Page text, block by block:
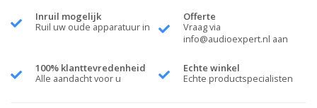
Inruil mogelijk
Ruil uw oude apparatuur in
Offerte
Vraag via
info@audioexpert.nl aan
100% klanttevredenheid
Alle aandacht voor u
Echte winkel
Echte productspecialisten